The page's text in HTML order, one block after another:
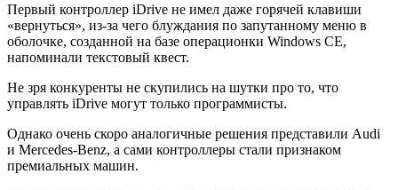
Первый контроллер iDrive не имел даже горячей клавиши
«вернуться», из-за чего блуждания по запутанному меню в
оболочке, созданной на базе операционки Windows CE,
напоминали текстовый квест.
Не зря конкуренты не скупились на шутки про то, что
управлять iDrive могут только программисты.
Однако очень скоро аналогичные решения представили Audi
и Mercedes-Benz, а сами контроллеры стали признаком
премиальных машин.